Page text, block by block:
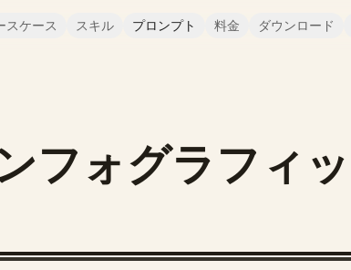
スケース スキル プロンプト 料金 ダウンロード
フォグラフィッ